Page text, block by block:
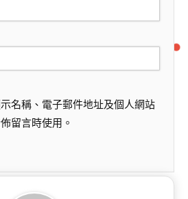
名稱、電子郵件地址及個人網站
留言時使用。